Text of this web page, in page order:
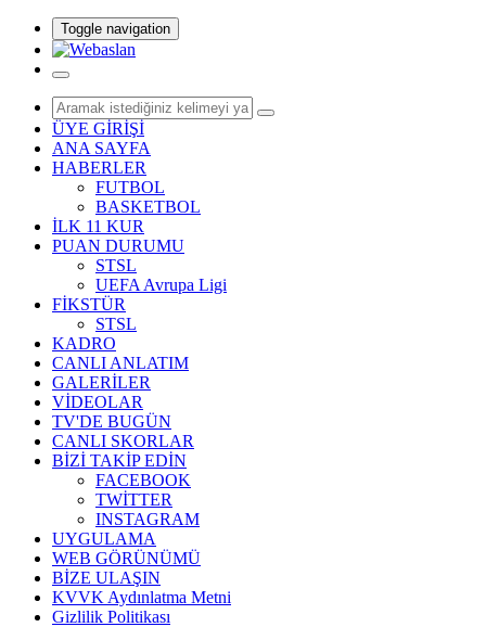
Toggle navigation
ÜYE GİRİŞİ
ANA SAYFA
HABERLER
FUTBOL
BASKETBOL
İLK 11 KUR
PUAN DURUMU
STSL
UEFA Avrupa Ligi
FİKSTÜR
STSL
KADRO
CANLI ANLATIM
GALERİLER
VİDEOLAR
TV'DE BUGÜN
CANLI SKORLAR
BİZİ TAKİP EDİN
FACEBOOK
TWİTTER
INSTAGRAM
UYGULAMA
WEB GÖRÜNÜMÜ
BİZE ULAŞIN
KVVK Aydınlatma Metni
Gizlilik Politikası